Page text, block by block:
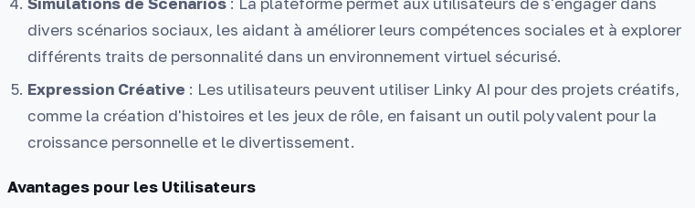
divers scénarios sociaux, les aidant à améliorer leurs compétences sociales et à explorer
différents traits de personnalité dans un environnement virtuel sécurisé.
Expression Créative : Les utilisateurs peuvent utiliser Linky AI pour des projets créatifs,
comme la création d'histoires et les jeux de rôle, en faisant un outil polyvalent pour la
croissance personnelle et le divertissement.
Avantages pour les Utilisateurs